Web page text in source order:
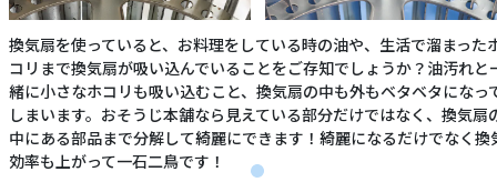
換気扇を使っていると、お料理をしている時の油や、生活で溜まった
コリまで換気扇が吸い込んでいることをご存知でしょうか？油汚れと
緒に小さなホコリも吸い込むこと、換気扇の中も外もベタベタになっ
しまいます。おそうじ本舗なら見えている部分だけではなく、換気扇
中にある部品まで分解して綺麗にできます！綺麗になるだけでなく換
効率も上がって一石二鳥です！